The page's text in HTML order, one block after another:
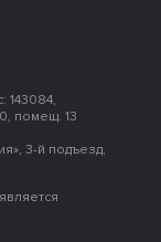
143084,
помещ. 13
3-й подъезд,